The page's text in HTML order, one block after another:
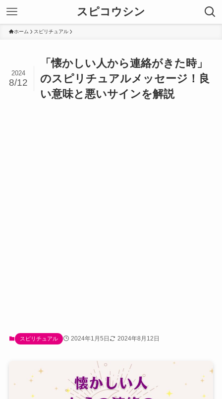
スピコウシン
ホーム スピリチュアル
「懐かしい人から連絡がきた時」
のスピリチュアルメッセージ！良
い意味と悪いサインを解説
2024
8/12
スピリチュアル 2024年1月5日 2024年8月12日